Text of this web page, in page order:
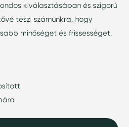
kiválasztásában és szigorú
teszi számunkra, hogy
minőséget és frissességet.